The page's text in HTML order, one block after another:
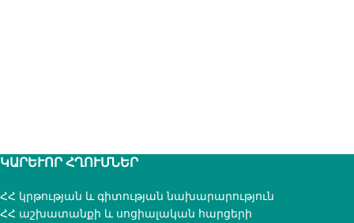
ԿԱՐԵՒՈՐ ՀՂՈՒՄՆԵՐ
ՀՀ կրթության և գիտության նախարարություն
ՀՀ աշխատանքի և սոցիալական հարցերի